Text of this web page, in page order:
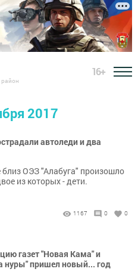
район
16+
2017
автоледи и два
близ ОЭЗ "Алабуга" произошло
из которых - дети.
1167 0 0
газет "Новая Кама" и
нуры" пришел новый... год